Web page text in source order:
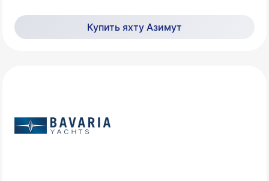
Купить яхту Азимут